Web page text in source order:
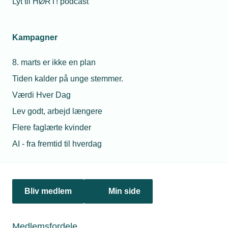
Kampagner
8. marts er ikke en plan
Tiden kalder på unge stemmer.
Værdi Hver Dag
Lev godt, arbejd længere
Flere faglærte kvinder
AI - fra fremtid til hverdag
Bliv medlem Min side
Top 10 videoer i TEKNIQ-appen i 2024
appen sidste år. Hvis du ikke fik dem set i 2024, har du
chancen nu!